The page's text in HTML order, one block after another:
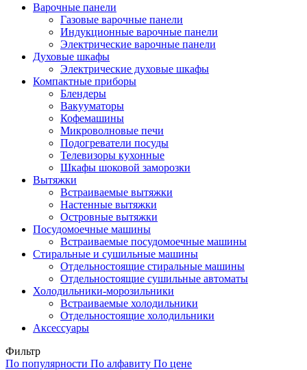
Варочные панели
Газовые варочные панели
Индукционные варочные панели
Электрические варочные панели
Духовые шкафы
Электрические духовые шкафы
Компактные приборы
Блендеры
Вакууматоры
Кофемашины
Микроволновые печи
Подогреватели посуды
Телевизоры кухонные
Шкафы шоковой заморозки
Вытяжки
Встраиваемые вытяжки
Настенные вытяжки
Островные вытяжки
Посудомоечные машины
Встраиваемые посудомоечные машины
Стиральные и сушильные машины
Отдельностоящие стиральные машины
Отдельностоящие сушильные автоматы
Холодильники-морозильники
Встраиваемые холодильники
Отдельностоящие холодильники
Аксессуары
Фильтр
По популярности По алфавиту По цене